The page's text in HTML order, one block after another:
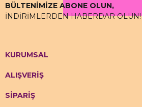
BÜLTENİMİZE ABONE OLUN,
İNDİRİMLERDEN HABERDAR OLUN!
KURUMSAL
ALIŞVERİŞ
SİPARİŞ